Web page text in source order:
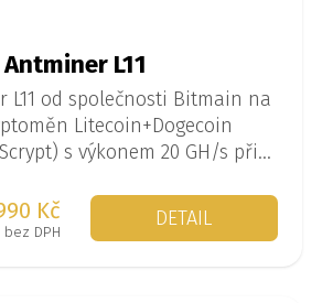
Antminer L11
L11 od společnosti Bitmain na
Litecoin+Dogecoin
s výkonem 20 GH/s při
Kč
bez DPH
DETAIL